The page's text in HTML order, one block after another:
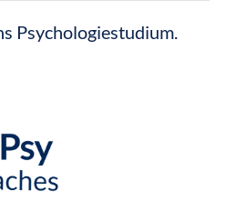
Psychologiestudium.